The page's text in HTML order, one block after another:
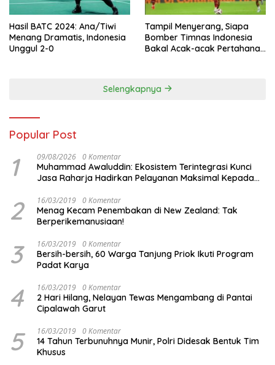
Hasil BATC 2024: Ana/Tiwi
Menang Dramatis, Indonesia
Unggul 2-0
Tampil Menyerang, Siapa
Bomber Timnas Indonesia
Bakal Acak-acak Pertahanan
Selengkapnya
Popular Post
1 09/08/2026 0 Komentar
Muhammad Awaluddin: Ekosistem Terintegrasi Kunci
Jasa Raharja Hadirkan Pelayanan Maksimal Kepada
2 16/03/2019 0 Komentar
Menag Kecam Penembakan di New Zealand: Tak
Berperikemanusiaan!
3 16/03/2019 0 Komentar
Bersih-bersih, 60 Warga Tanjung Priok Ikuti Program
Padat Karya
4 16/03/2019 0 Komentar
2 Hari Hilang, Nelayan Tewas Mengambang di Pantai
Cipalawah Garut
5 16/03/2019 0 Komentar
14 Tahun Terbunuhnya Munir, Polri Didesak Bentuk Tim
Khusus